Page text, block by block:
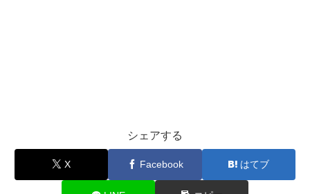
シェアする
X Facebook はてブ